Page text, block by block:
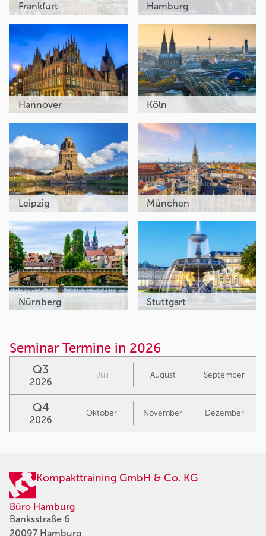
Frankfurt Hamburg
Hannover Köln
Leipzig München
Nürnberg Stuttgart
Seminar Termine in 2026
Q3
2026
Juli August September
Q4
2026
Oktober November Dezember
Kompakttraining GmbH & Co. KG
Büro Hamburg
Banksstraße 6
20097 Hamburg